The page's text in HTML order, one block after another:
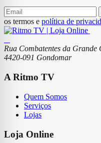
os termos e política de
Rua Combatentes da Grande
4420-091 Gondomar
A Ritmo TV
Quem Somos
Serviços
Lojas
Loja Online